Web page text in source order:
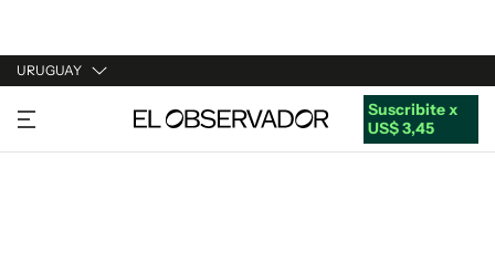
URUGUAY
URUGUAY
ARGENTINA
Suscribite x
US$ 3,45